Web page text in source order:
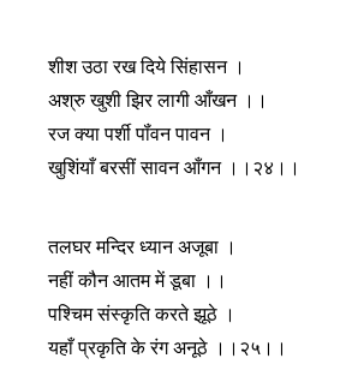
शीश उठा रख दिये सिंहासन ।
अश्रु खुशी झिर लागी आँखन ।।
रज क्या पर्शी पॉंवन पावन ।
खुशिंयाँ बरसीं सावन आँगन ।।२४।।
तलघर मन्दिर ध्यान अजूबा ।
नहीं कौन आतम में डूबा ।।
पश्चिम संस्कृति करते झूठे ।
यहाँ प्रकृति के रंग अनूठे ।।२५।।